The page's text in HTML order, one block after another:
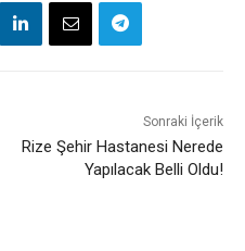
Sonraki İçerik
Rize Şehir Hastanesi Nerede
Yapılacak Belli Oldu!